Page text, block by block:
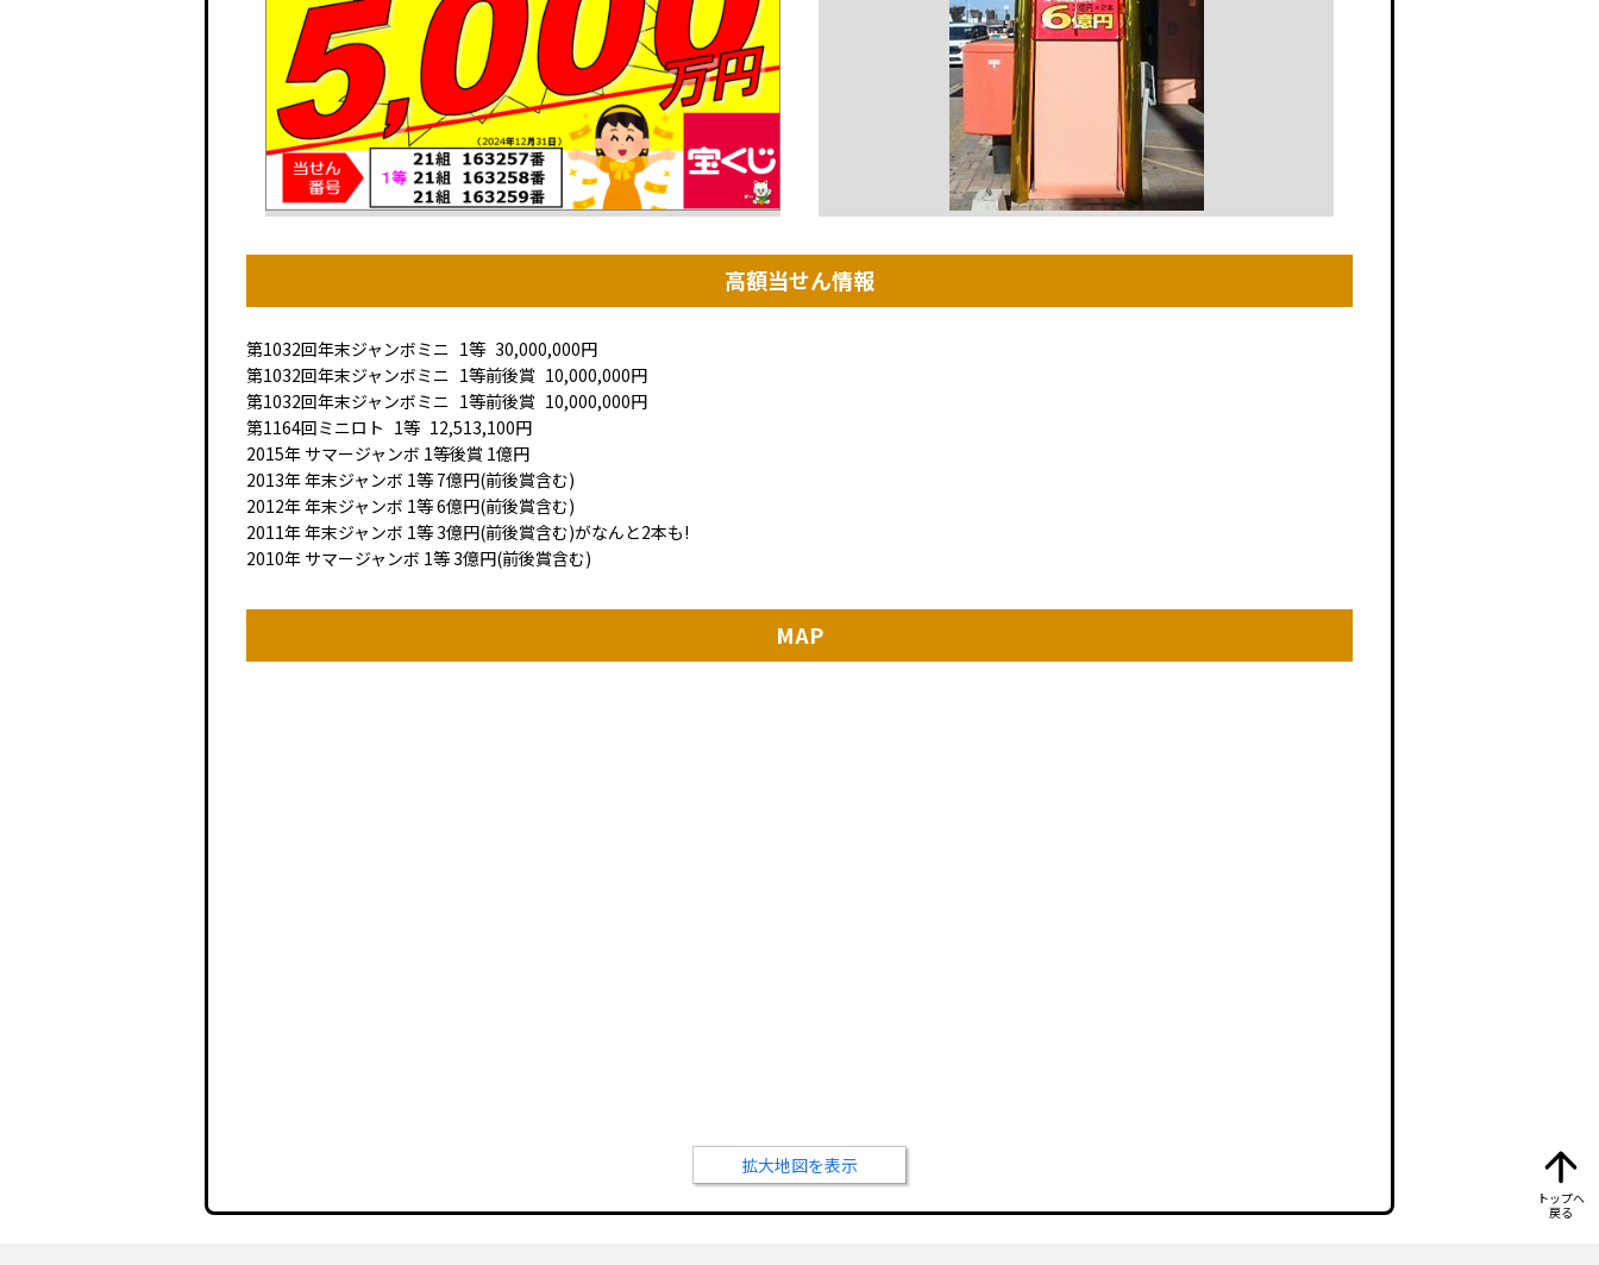
高額当せん情報
第1032回年末ジャンボミニ 1等 30,000,000円
第1032回年末ジャンボミニ 1等前後賞 10,000,000円
第1032回年末ジャンボミニ 1等前後賞 10,000,000円
第1164回ミニロト 1等 12,513,100円
2015年 サマージャンボ 1等後賞 1億円
2013年 年末ジャンボ 1等 7億円(前後賞含む)
2012年 年末ジャンボ 1等 6億円(前後賞含む)
2011年 年末ジャンボ 1等 3億円(前後賞含む)がなんと2本も!
2010年 サマージャンボ 1等 3億円(前後賞含む)
MAP
拡大地図を表示
トップへ
戻る